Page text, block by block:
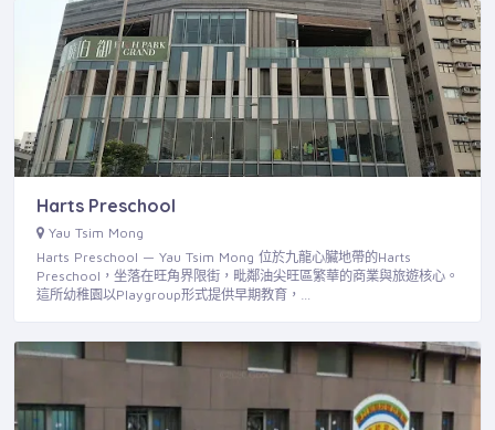
Harts Preschool
Yau Tsim Mong
Harts Preschool — Yau Tsim Mong 位於九龍心臟地帶的Harts
Preschool，坐落在旺角界限街，毗鄰油尖旺區繁華的商業與旅遊核心。
這所幼稚園以Playgroup形式提供早期教育，…